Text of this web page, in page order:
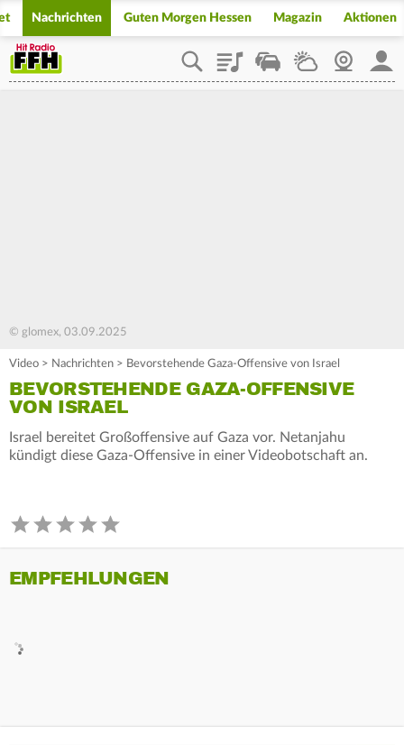
Nachrichten Guten Morgen Hessen Magazin Aktionen
PlaylistStaupilotWetterWebcam
© glomex, 03.09.2025
Video > Nachrichten > Bevorstehende Gaza-Offensive von Israel
BEVORSTEHENDE GAZA-OFFENSIVE
VON ISRAEL
Israel bereitet Großoffensive auf Gaza vor. Netanjahu
kündigt diese Gaza-Offensive in einer Videobotschaft an.
EMPFEHLUNGEN